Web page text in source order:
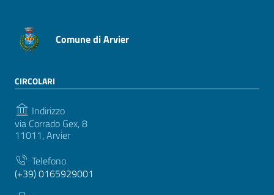
Comune di Arvier
CIRCOLARI
Indirizzo
via Corrado Gex, 8
11011, Arvier
Telefono
(+39) 0165929001